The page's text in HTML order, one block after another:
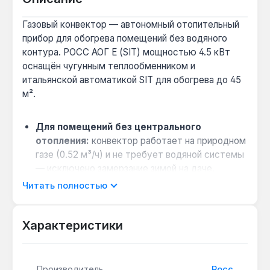
Газовый конвектор — автономный отопительный
прибор для обогрева помещений без водяного
контура. РОСС АОГ Е (SIT) мощностью 4.5 кВт
оснащён чугунным теплообменником и
итальянской автоматикой SIT для обогрева до 45
м².
Для помещений без центрального
отопления: конвектор работает на природном
газе (0.52 м³/ч) и не требует водяной системы
— исключено замерзание зимой на даче.
Выбор между чугунным и стальным
тепло после отключения газа, чем стальные
Читать полностью
Характеристики